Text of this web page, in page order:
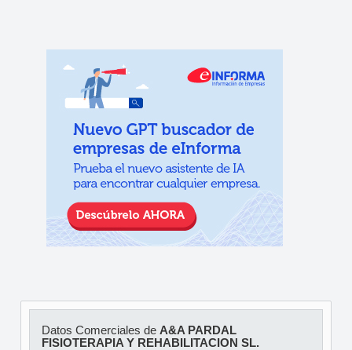
Datos Comerciales de A&A PARDAL
FISIOTERAPIA Y REHABILITACION SL.